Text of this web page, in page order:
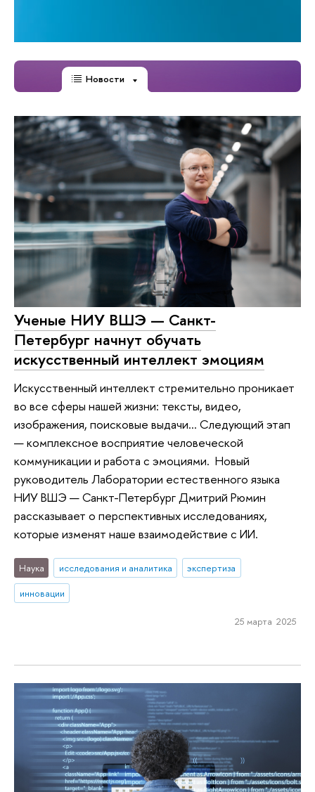
Новости
Ученые НИУ ВШЭ — Санкт-
Петербург начнут обучать
искусственный интеллект эмоциям
Искусственный интеллект стремительно проникает
во все сферы нашей жизни: тексты, видео,
изображения, поисковые выдачи… Следующий этап
— комплексное восприятие человеческой
коммуникации и работа с эмоциями. Новый
руководитель Лаборатории естественного языка
НИУ ВШЭ — Санкт-Петербург Дмитрий Рюмин
рассказывает о перспективных исследованиях,
которые изменят наше взаимодействие с ИИ.
Наука исследования и аналитика
экспертиза
инновации
25 марта 2025